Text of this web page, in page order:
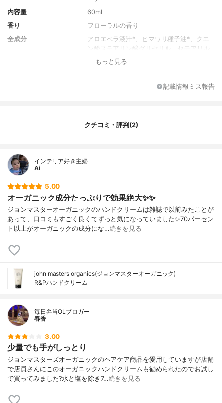
内容量
60ml
香り
フローラルの香り
全成分
アロエベラ液汁*、ヒマワリ種子油*、クエ
ン酸ステアリン酸グリセリル、セテアリル
アルコール、グリセリン、水、セチルエス
クスインジカ茎エキス*、ダマスクバラ花油
ローザ油、クスノキ葉油、ローズマリー葉
息香酸Ｎａ、クエン酸 （*はオーガニック認
もっと見る
記載情報ミス報告
クチコミ・評判(2)
インテリア好き主婦
Ai
5.00
オーガニック成分たっぷりで効果絶大✨✨
ジョンマスターオーガニックのハンドクリームは雑誌で以前みたことが
あって、口コミもすごく良くてずっと気になっていました✨70パーセン
ト以上がオーガニックの成分にな…続きを見る
john masters organics(ジョンマスターオーガニック)
R&Pハンドクリーム
毎日弁当OLブロガー
春香
3.00
少量でも手がしっとり
ジョンマスターズオーガニックのヘアケア商品を愛用していますが店舗
で店員さんにこのオーガニックハンドクリームも勧められたのでお試し
で買ってみました?水と塩を除き7…続きを見る